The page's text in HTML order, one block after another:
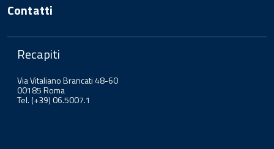
Contatti
Recapiti
Via Vitaliano Brancati 48-60
00185 Roma
Tel. (+39) 06.5007.1